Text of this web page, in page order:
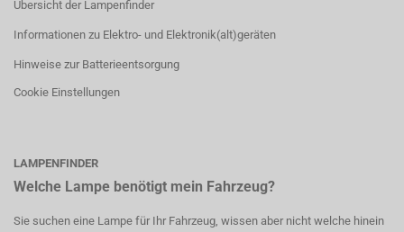
Übersicht der Lampenfinder
Informationen zu Elektro- und Elektronik(alt)geräten
Hinweise zur Batterieentsorgung
Cookie Einstellungen
LAMPENFINDER
Welche Lampe benötigt mein Fahrzeug?
Sie suchen eine Lampe für Ihr Fahrzeug, wissen aber nicht welche hinein